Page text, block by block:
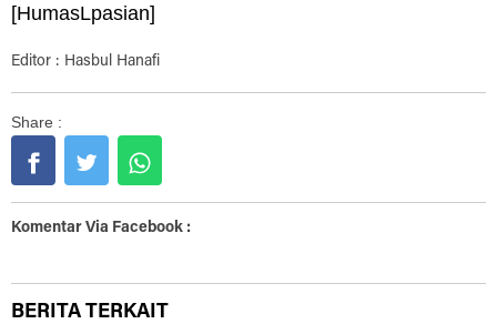
[HumasLpasian]
Editor : Hasbul Hanafi
Share :
Komentar Via Facebook :
BERITA TERKAIT